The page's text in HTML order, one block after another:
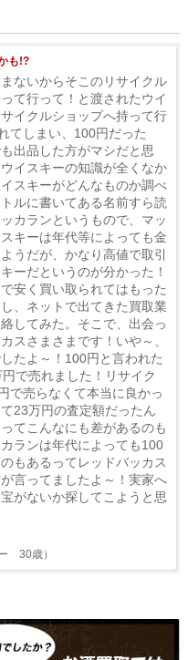
も!?
ないからそこのリサイクル
て行って！と渡されたウイ
イクルショップへ持って行
てしまい、100円だった
出品した方がマシだと思
イスキーの知識が全くなか
スキーがどんなものか調べ
ルに書いてある名前すら読
カランというもので、マッ
キーは年代等によっても金
うだが、かなり高値で取引
ーだというのが分かった！
安く買い取られてはもった
、ネットで出てきた買取業
してみた。そこで、出会っ
スさまさまです！いや～、
たよ～！100円と言われた
で売れました！リサイク
で売らなくて本当に良かっ
23万円の査定額だったん
てこんなにも差があるのも
ランは年代によっても100
もあるってレッドバッカス
言ってましたよ～！実家へ
がないか探してこようと思
30歳）